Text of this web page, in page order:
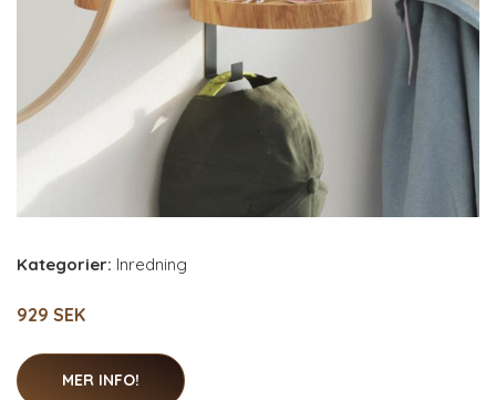
Kategorier: Inredning
929 SEK
MER INFO!